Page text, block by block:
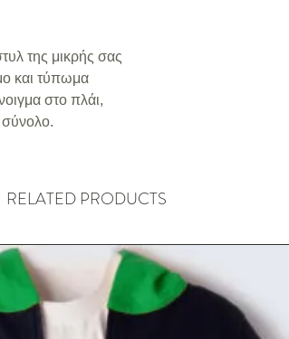
της μικρής σας
και τύπωμα
στο πλάι,
σύνολο.
RELATED PRODUCTS